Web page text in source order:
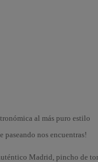
al más puro estilo
paseando nos encuentras!
Madrid, pincho de